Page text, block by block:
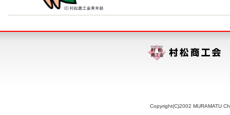
Copyright(C)2002 MURAMATU